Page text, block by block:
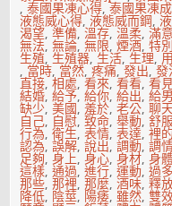
,泰國果凍心得,泰國果凍
液態威心得,液態威而鋼,
渴望,準備,溫存,溫柔,滿
無法,無論,無限,煙酒,特
生殖,生殖器,生活,生理,
, 當時, 當然,疼痛,發出,發
直接,相處,看來,看看,看
結婚,給予,給你,給出,給
缺少,美國,羞於,老公,聊
自己, 自慰,致命,舉動,舒
行為,衛生,表情,表達,裡
認為,誤解,說出,調動,調
足夠,身上,身心,身材,身
這樣,通過,進行,運動,過
那些,那裡,那麼,酒味,釋
降低, 陰莖, 陽痿,雖然,雙